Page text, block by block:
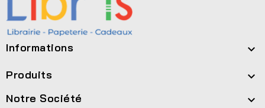
Informations 
Produits 
Notre Société 